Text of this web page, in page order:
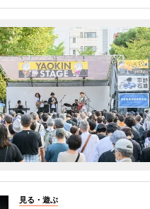
見る・遊ぶ